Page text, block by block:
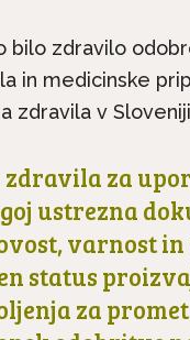
bilo zdravilo
in medicinske
zdravila v
zdravila za
ustrezna
varnost
status
za